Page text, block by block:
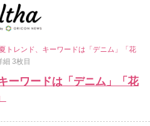
トレンド、キーワードは「デニム」「花
細 3枚目
ーワードは「デニム」「花